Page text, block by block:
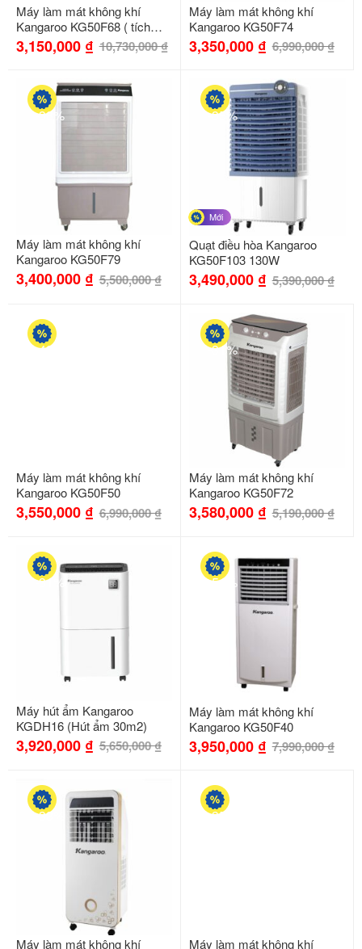
Máy làm mát không khí
Kangaroo KG50F68 ( tích
hợp Chip làm mát )
3,150,000 ₫ 10,730,000₫
Máy làm mát không khí
Kangaroo KG50F74
3,350,000 ₫ 6,990,000₫
-38%
Máy làm mát không khí
Kangaroo KG50F79
3,400,000 ₫ 5,500,000₫
-35%
Quạt điều hòa Kangaroo
KG50F103 130W
Mới
3,490,000 ₫ 5,390,000₫
-49%
Máy làm mát không khí
Kangaroo KG50F50
3,550,000 ₫ 6,990,000₫
-31%
Máy làm mát không khí
Kangaroo KG50F72
3,580,000 ₫ 5,190,000₫
-31%
Máy hút ẩm Kangaroo
KGDH16 (Hút ẩm 30m2)
3,920,000 ₫ 5,650,000₫
-51%
Máy làm mát không khí
Kangaroo KG50F40
3,950,000 ₫ 7,990,000₫
-33%
Máy làm mát không khí
-35%
Máy làm mát không khí